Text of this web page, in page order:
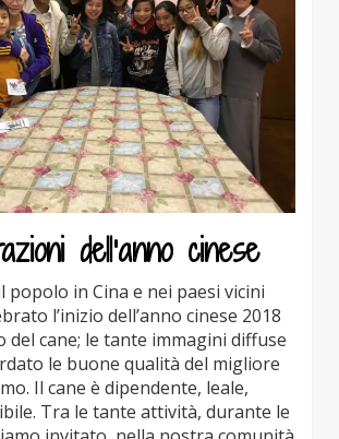
dell’anno cinese
popolo in Cina e nei paesi vicini
l’inizio dell’anno cinese 2018
del cane; le tante immagini diffuse
le buone qualità del migliore
Il cane è dipendente, leale,
Tra le tante attività, durante le